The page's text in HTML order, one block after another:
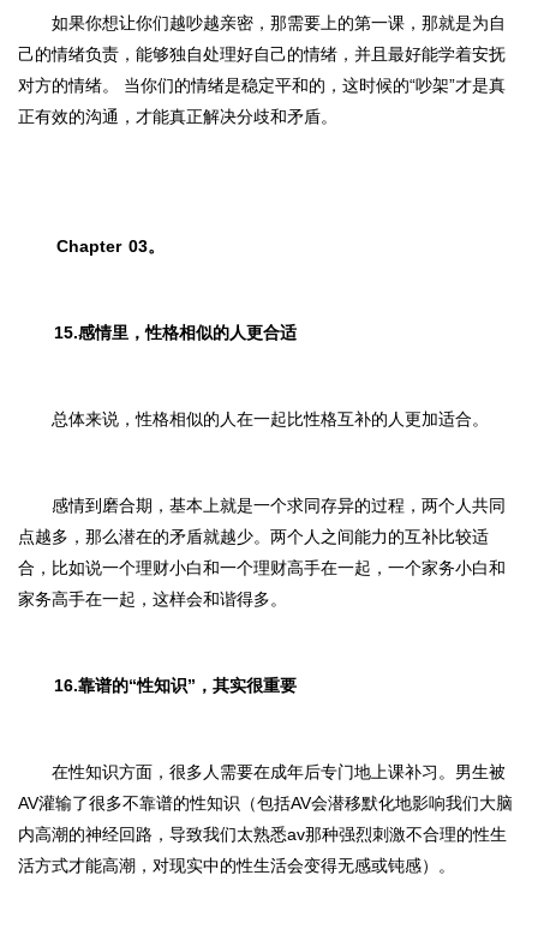
如果你想让你们越吵越亲密，那需要上的第一课，那就是为自
己的情绪负责，能够独自处理好自己的情绪，并且最好能学着安抚
对方的情绪。 当你们的情绪是稳定平和的，这时候的“吵架”才是真
正有效的沟通，才能真正解决分歧和矛盾。
Chapter 03。
15.感情里，性格相似的人更合适
总体来说，性格相似的人在一起比性格互补的人更加适合。
感情到磨合期，基本上就是一个求同存异的过程，两个人共同
点越多，那么潜在的矛盾就越少。两个人之间能力的互补比较适
合，比如说一个理财小白和一个理财高手在一起，一个家务小白和
家务高手在一起，这样会和谐得多。
16.靠谱的“性知识”，其实很重要
在性知识方面，很多人需要在成年后专门地上课补习。男生被
AV灌输了很多不靠谱的性知识（包括AV会潜移默化地影响我们大脑
内高潮的神经回路，导致我们太熟悉av那种强烈刺激不合理的性生
活方式才能高潮，对现实中的性生活会变得无感或钝感）。